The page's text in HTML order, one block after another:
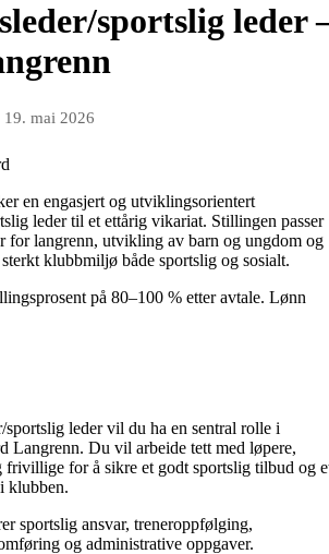
sportslig leder
19. mai 2026
en engasjert og utviklingsorientert
leder til et ettårig vikariat. Stillingen passer
for langrenn, utvikling av barn og ungdom og
klubbmiljø både sportslig og sosialt.
på 80–100 % etter avtale. Lønn
sportslig leder vil du ha en sentral rolle i
Langrenn. Du vil arbeide tett med løpere,
frivillige for å sikre et godt sportslig tilbud og
klubben.
sportslig ansvar, treneroppfølging,
og administrative oppgaver.